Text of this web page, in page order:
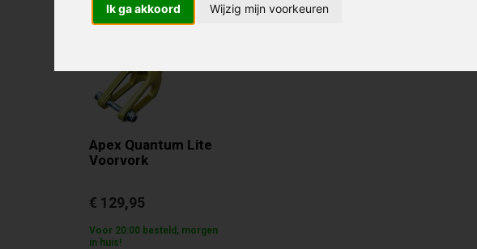
Ik ga akkoord Wijzig mijn voorkeuren
Apex Quantum Lite
Voorvork
€ 129,95
Voor 20:00 besteld, morgen
in huis!